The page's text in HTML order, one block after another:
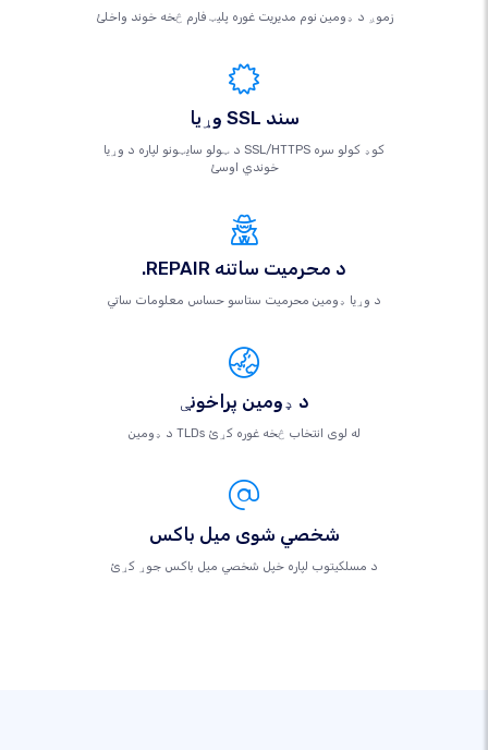
زموږ د ډومین نوم مدیریت غوره پلیټ فارم څخه خوند واخلئ
وړیا SSL سند
د ټولو سایټونو لپاره د وړیا SSL/HTTPS کوډ کولو سره
خوندي اوسئ
.REPAIR د محرمیت ساتنه
د وړیا ډومین محرمیت ستاسو حساس معلومات ساتي
د ډومین پراخونې
د ډومین TLDs له لوی انتخاب څخه غوره کړئ
شخصي شوی میل باکس
د مسلکيتوب لپاره خپل شخصي میل باکس جوړ کړئ